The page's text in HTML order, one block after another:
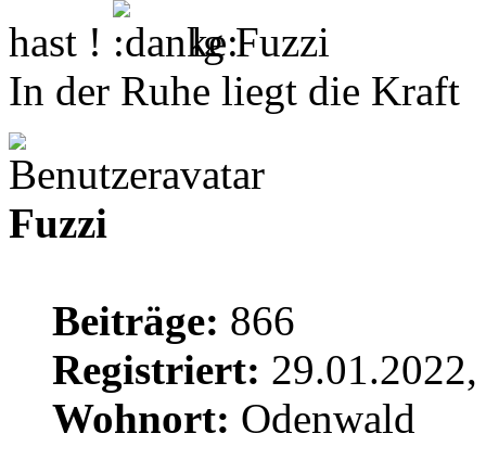
hast !
lg Fuzzi
In der Ruhe liegt die Kraft
Fuzzi
Beiträge: 866
Registriert:
Wohnort: Odenwald